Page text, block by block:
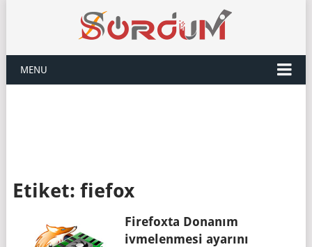
MENU
Etiket: fiefox
Firefoxta Donanım
ivmelenmesi ayarını